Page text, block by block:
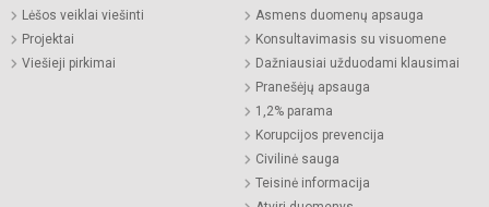
Lėšos veiklai viešinti
Projektai
Viešieji pirkimai
Asmens duomenų apsauga
Konsultavimasis su visuomene
Dažniausiai užduodami klausimai
Pranešėjų apsauga
1,2% parama
Korupcijos prevencija
Civilinė sauga
Teisinė informacija